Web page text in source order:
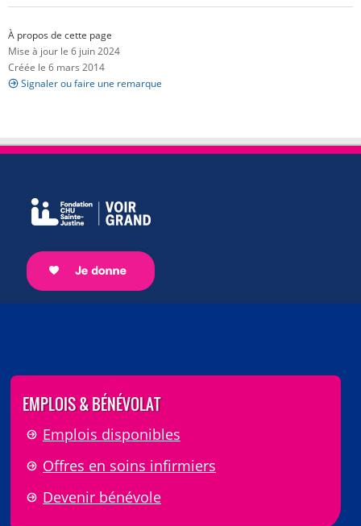
À propos de cette page
Mise à jour le 6 juin 2024
Créée le 6 mars 2014
Signaler ou faire une remarque
EMPLOIS & BÉNÉVOLAT
Emplois disponibles
Offres en soins infirmiers
Devenir bénévole